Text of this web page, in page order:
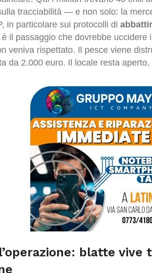
tracciabilità — e non solo: la
in particolare sui protocolli di
il passaggio che dovrebbe uccidere
veniva rispettato. Il pesce viene
da 2.000 euro. Il locale resta
blatte